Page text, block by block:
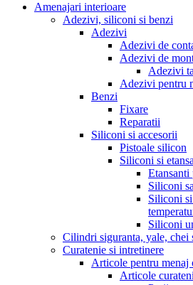
Amenajari interioare
Adezivi, siliconi si benzi
Adezivi
Adezivi de
Adezivi de
Adezivi
Adezivi pentru
Benzi
Fixare
Reparatii
Siliconi si accesorii
Pistoale silicon
Siliconi si
Siliconi
Siliconi
Siliconi
Cilindri siguranta, yale, chei
Curatenie si intretinere
Articole pentru menaj
Articole